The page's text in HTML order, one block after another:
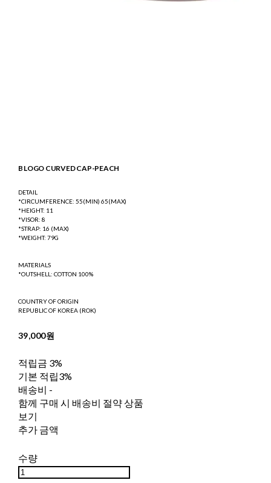
B LOGO CURVED CAP-PEACH
DETAIL
*CIRCUMFERENCE: 55(MIN) 65(MAX)
*HEIGHT: 11
*VISOR: 8
*STRAP: 16 (MAX)
*WEIGHT: 79G
MATERIALS
*OUTSHELL: COTTON 100%
COUNTRY OF ORIGIN
REPUBLIC OF KOREA (ROK)
39,000원
적립금 3%
기본 적립3%
배송비 -
함께 구매 시 배송비 절약 상품
보기
추가 금액
수량